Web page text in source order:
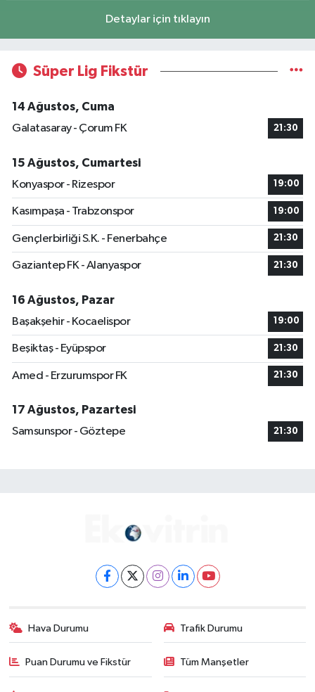
Detaylar için tıklayın
Süper Lig Fikstür
14 Ağustos, Cuma
Galatasaray - Çorum FK
21:30
15 Ağustos, Cumartesi
Konyaspor - Rizespor
19:00
Kasımpaşa - Trabzonspor 19:00
Gençlerbirliği S.K. - Fenerbahçe 21:30
Gaziantep FK - Alanyaspor 21:30
16 Ağustos, Pazar
Başakşehir - Kocaelispor
19:00
Beşiktaş - Eyüpspor 21:30
Amed - Erzurumspor FK 21:30
17 Ağustos, Pazartesi
Samsunspor - Göztepe
21:30
Hava Durumu Trafik Durumu
Puan Durumu ve Fikstür Tüm Manşetler